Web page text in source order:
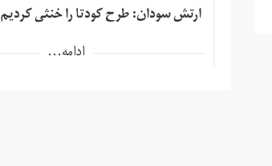
ارتش سودان: طرح کودتا را خنثی کردیم
ادامه...